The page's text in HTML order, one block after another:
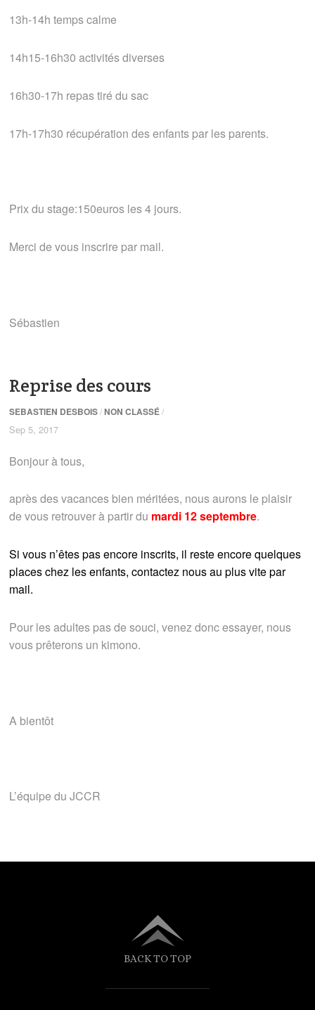
13h-14h temps calme
14h15-16h30 activités diverses
16h30-17h repas tiré du sac
17h-17h30 récupération des enfants par les parents.
Prix du stage:150euros les 4 jours.
Merci de vous inscrire par mail.
Sébastien
Reprise des cours
SEBASTIEN DESBOIS / NON CLASSÉ /
Sep 5, 2017
Bonjour à tous,
après des vacances bien méritées, nous aurons le plaisir
de vous retrouver à partir du mardi 12 septembre.
Si vous n’êtes pas encore inscrits, il reste encore quelques
places chez les enfants, contactez nous au plus vite par
mail.
Pour les adultes pas de souci, venez donc essayer, nous
vous prêterons un kimono.
A bientôt
L’équipe du JCCR
BACK TO TOP